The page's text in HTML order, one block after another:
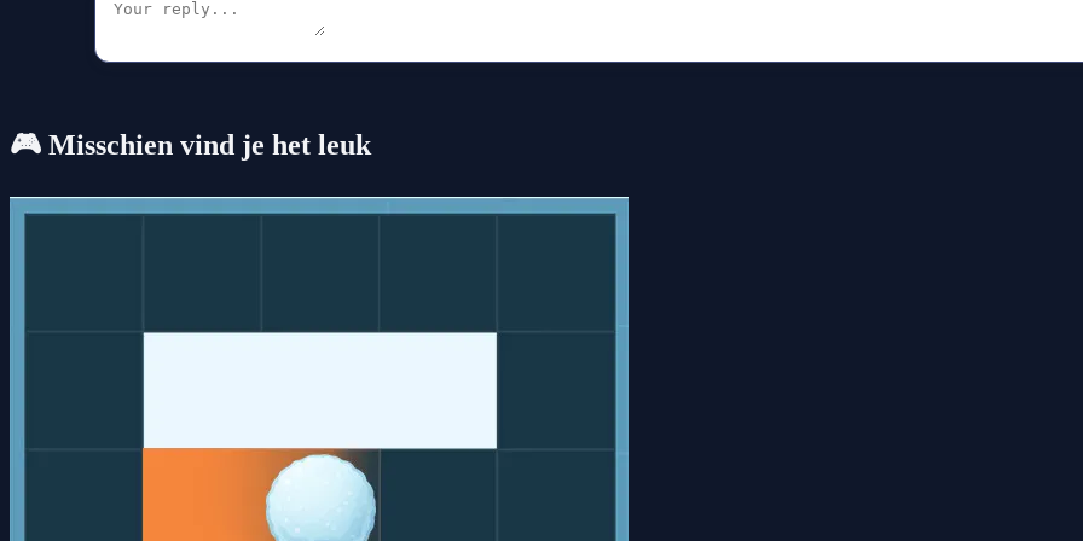
🎮 Misschien vind je het leuk